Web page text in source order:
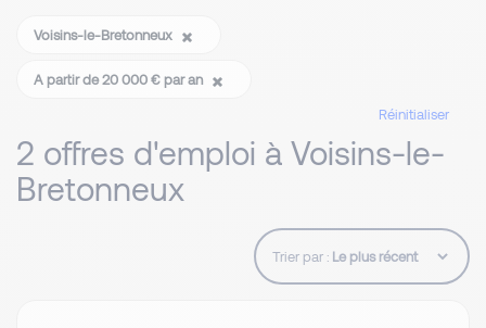
Voisins-le-Bretonneux
A partir de 20 000 € par an
Réinitialiser
2 offres d'emploi à Voisins-le-
Bretonneux
Trier par :